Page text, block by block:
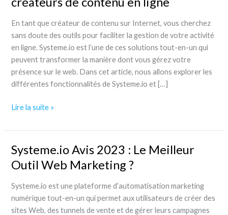
En tant que créateur de contenu sur Internet, vous cherchez
sans doute des outils pour faciliter la gestion de votre activité
en ligne. Systeme.io est l’une de ces solutions tout-en-un qui
peuvent transformer la manière dont vous gérez votre
présence sur le web. Dans cet article, nous allons explorer les
différentes fonctionnalités de Systeme.io et […]
Systeme.io
le
suisse
pour
créateurs
Lire la suite »
Systeme.io Avis 2023 : Le Meilleur
Outil Web Marketing ?
Systeme.io est une plateforme d’automatisation marketing
numérique tout-en-un qui permet aux utilisateurs de créer des
sites Web, des tunnels de vente et de gérer leurs campagnes